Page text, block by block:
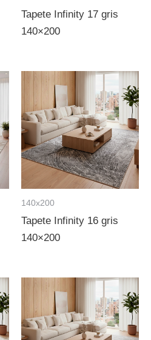
Tapete Infinity 17 gris
140×200
140x200
Tapete Infinity 16 gris
140×200